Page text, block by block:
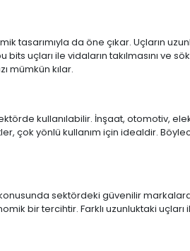
tasarımıyla da öne çıkar. Uçların
bits uçları ile vidaların takılmasını
mümkün kılar.
kullanılabilir. İnşaat,
çok yönlü kullanım için idealdir.
sektördeki güvenilir
bir tercihtir. Farklı uzunluktaki